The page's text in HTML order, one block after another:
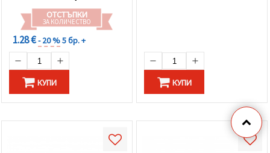
ОТСТЪПКИ
ЗА КОЛИЧЕСТВО
1.28 €- 20 %5 бр. +
КУПИ КУПИ